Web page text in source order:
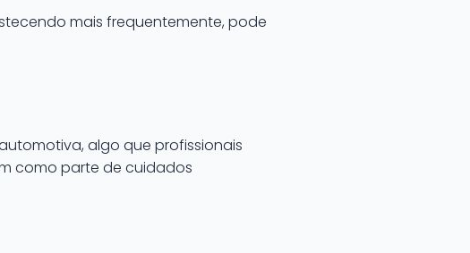
mais frequentemente, pode
algo que profissionais
como parte de cuidados